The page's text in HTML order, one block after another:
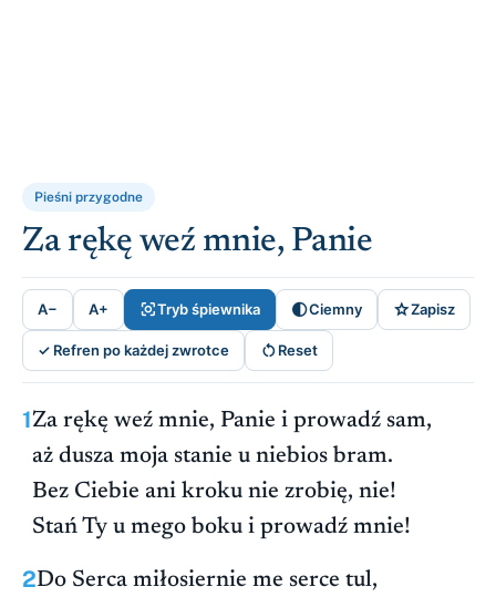
Pieśni przygodne
Za rękę weź mnie, Panie
A− A+ Tryb śpiewnika Ciemny Zapisz
✓ Refren po każdej zwrotce Reset
1Za rękę weź mnie, Panie i prowadź sam,
aż dusza moja stanie u niebios bram.
Bez Ciebie ani kroku nie zrobię, nie!
Stań Ty u mego boku i prowadź mnie!
2Do Serca miłosiernie me serce tul,